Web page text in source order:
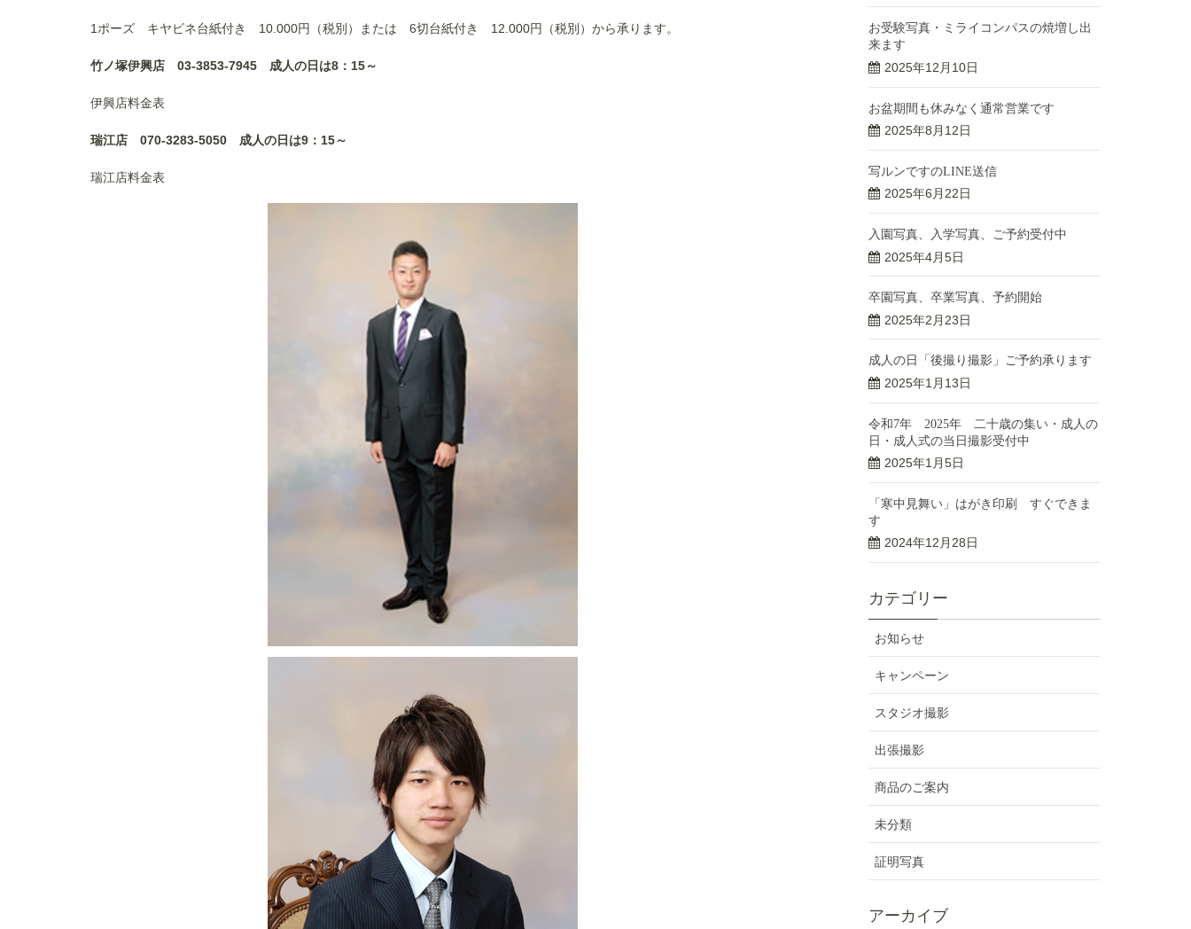
1ポーズ キヤビネ台紙付き 10.000円（税別）または 6切台紙付き 12.000円（税別）から承ります。
竹ノ塚伊興店 03-3853-7945 成人の日は8：15～
伊興店料金表
瑞江店 070-3283-5050 成人の日は9：15～
瑞江店料金表
お受験写真・ミライコンパスの焼増し出
来ます
2025年12月10日
お盆期間も休みなく通常営業です
2025年8月12日
写ルンですのLINE送信
2025年6月22日
入園写真、入学写真、ご予約受付中
2025年4月5日
卒園写真、卒業写真、予約開始
2025年2月23日
成人の日「後撮り撮影」ご予約承ります
2025年1月13日
令和7年 2025年 二十歳の集い・成人の
日・成人式の当日撮影受付中
2025年1月5日
「寒中見舞い」はがき印刷 すぐできま
す
2024年12月28日
カテゴリー
お知らせ
キャンペーン
スタジオ撮影
出張撮影
商品のご案内
未分類
証明写真
アーカイブ